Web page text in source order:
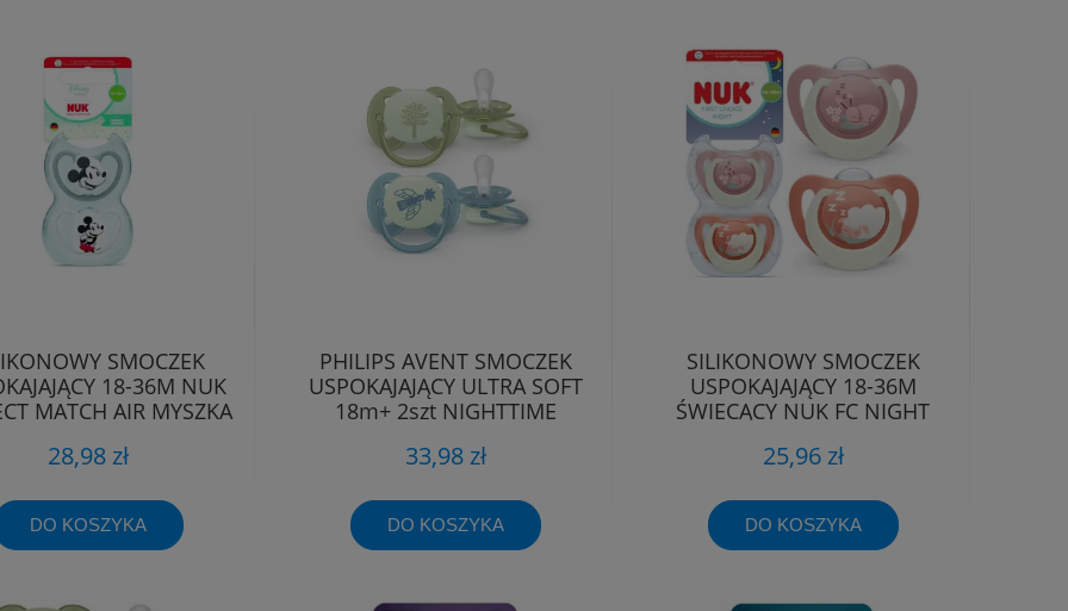
SMOCZEK
18-36M NUK
MATCH AIR MYSZKA
28,98 zł
DO KOSZYKA
PHILIPS AVENT SMOCZEK
USPOKAJAJĄCY ULTRA SOFT
18m+ 2szt NIGHTTIME
33,98 zł
DO KOSZYKA
SILIKONOWY SMOCZEK
USPOKAJAJĄCY 18-36M
ŚWIECĄCY NUK FC NIGHT
25,96 zł
DO KOSZYKA